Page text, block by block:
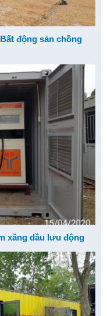
động sản chồng
xăng dầu lưu động